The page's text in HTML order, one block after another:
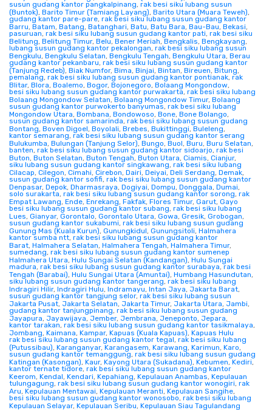
susun gudang kantor pangkalpinang, rak besi siku lubang susun
gudang kantor pare-pare, rak besi siku lubang susun gudang kantor
pasuruan, rak besi siku lubang susun gudang kantor pati, rak besi siku
lubang susun gudang kantor pekalongan, rak besi siku lubang susun
gudang kantor pekanbaru, rak besi siku lubang susun gudang kantor
pemalang, rak besi siku lubang susun gudang kantor pontianak, rak
besi siku lubang susun gudang kantor purwakarta, rak besi siku lubang
susun gudang kantor purwokerto banyumas, rak besi siku lubang
susun gudang kantor samarinda, rak besi siku lubang susun gudang
kantor semarang, rak besi siku lubang susun gudang kantor serang
banten, rak besi siku lubang susun gudang kantor sidoarjo, rak besi
siku lubang susun gudang kantor singkawang, rak besi siku lubang
susun gudang kantor sofifi, rak besi siku lubang susun gudang kantor
solo surakarta, rak besi siku lubang susun gudang kantor sorong, rak
besi siku lubang susun gudang kantor subang, rak besi siku lubang
susun gudang kantor sukabumi, rak besi siku lubang susun gudang
kantor sumba ntt, rak besi siku lubang susun gudang kantor
sumedang, rak besi siku lubang susun gudang kantor sumenep
madura, rak besi siku lubang susun gudang kantor surabaya,rak besi
siku lubang susun gudang kantor tangerang, rak besi siku lubang
susun gudang kantor tangjung selor, rak besi siku lubang susun
gudang kantor tanjungpinang, rak besi siku lubang susun gudang
kantor tarakan, rak besi siku lubang susun gudang kantor tasikmalaya,
rak besi siku lubang susun gudang kantor tegal, rak besi siku lubang
susun gudang kantor temanggung, rak besi siku lubang susun gudang
kantor ternate tidore, rak besi siku lubang susun gudang kantor
tulungagung, rak besi siku lubang susun gudang kantor wonogiri, rak
besi siku lubang susun gudang kantor wonosobo, rak besi siku lubang
(Buntok), Barito Timur (Tamiang Layang), Barito Utara (Muara Teweh),
Barru, Batam, Batang, Batanghari, Batu, Batu Bara, Bau-Bau, Bekasi,
Belitung, Belitung Timur, Belu, Bener Meriah, Bengkalis, Bengkayang,
Bengkulu, Bengkulu Selatan, Bengkulu Tengah, Bengkulu Utara, Berau
(Tanjung Redeb), Biak Numfor, Bima, Binjai, Bintan, Bireuen, Bitung,
Blitar, Blora, Boalemo, Bogor, Bojonegoro, Bolaang Mongondow,
Bolaang Mongondow Selatan, Bolaang Mongondow Timur, Bolaang
Mongondow Utara, Bombana, Bondowoso, Bone, Bone Bolango,
Bontang, Boven Digoel, Boyolali, Brebes, Bukittinggi, Buleleng,
Bulukumba, Bulungan (Tanjung Selor), Bungo, Buol, Buru, Buru Selatan,
Buton, Buton Selatan, Buton Tengah, Buton Utara, Ciamis, Cianjur,
Cilacap, Cilegon, Cimahi, Cirebon, Dairi, Deiyai, Deli Serdang, Demak,
Denpasar, Depok, Dharmasraya, Dogiyai, Dompu, Donggala, Dumai,
Empat Lawang, Ende, Enrekang, Fakfak, Flores Timur, Garut, Gayo
Lues, Gianyar, Gorontalo, Gorontalo Utara, Gowa, Gresik, Grobogan,
Gunung Mas (Kuala Kurun), Gunungkidul, Gunungsitoli, Halmahera
Barat, Halmahera Selatan, Halmahera Tengah, Halmahera Timur,
Halmahera Utara, Hulu Sungai Selatan (Kandangan), Hulu Sungai
Tengah (Barabai), Hulu Sungai Utara (Amuntai), Humbang Hasundutan,
Indragiri Hilir, Indragiri Hulu, Indramayu, Intan Jaya, Jakarta Barat,
Jakarta Pusat, Jakarta Selatan, Jakarta Timur, Jakarta Utara, Jambi,
Jayapura, Jayawijaya, Jember, Jembrana, Jeneponto, Jepara,
Jombang, Kaimana, Kampar, Kapuas (Kuala Kapuas), Kapuas Hulu
(Putussibau), Karanganyar, Karangasem, Karawang, Karimun, Karo,
Katingan (Kasongan), Kaur, Kayong Utara (Sukadana), Kebumen, Kediri,
Keerom, Kendal, Kendari, Kepahiang, Kepulauan Anambas, Kepulauan
Aru, Kepulauan Mentawai, Kepulauan Meranti, Kepulauan Sangihe,
Kepulauan Selayar, Kepulauan Seribu, Kepulauan Siau Tagulandang